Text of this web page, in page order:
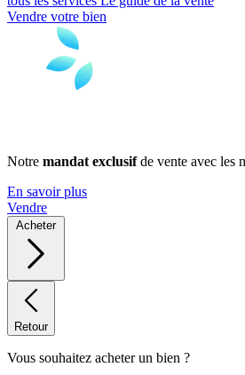
Vendre votre bien
Notre mandat exclusifde vente avec les
En savoir plus
Vendre
Acheter
Retour
Vous souhaitez acheter un bien ?